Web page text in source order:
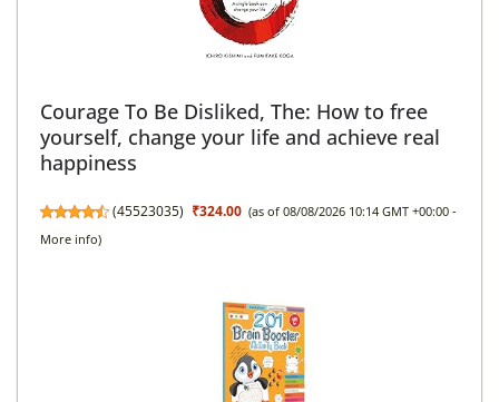
Courage To Be Disliked, The: How to free
yourself, change your life and achieve real
happiness
(45523035) ₹324.00 (as of 08/08/2026 10:14 GMT +00:00 -
More info)